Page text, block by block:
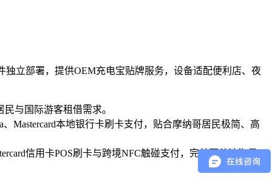
独立部署，提供OEM充电宝贴牌服务，设备适配便利店、夜
与国际游客租借需求。
Mastercard本地银行卡刷卡支付，贴合摩纳哥居民极简、高
信用卡POS刷卡与跨境NFC触碰支付，完美覆盖滨海景